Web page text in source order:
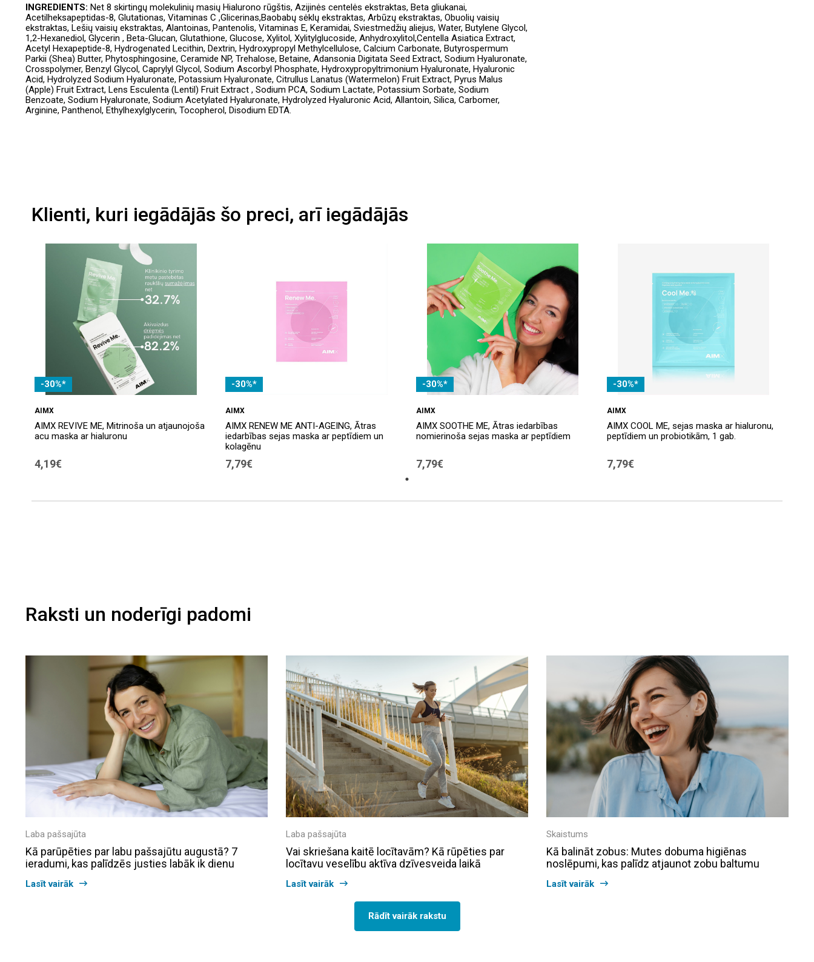
INGREDIENTS: Net 8 skirtingų molekulinių masių Hialurono rūgštis, Azijinės centelės ekstraktas, Beta gliukanai,
Acetilheksapeptidas-8, Glutationas, Vitaminas C ,Glicerinas,Baobabų sėklų ekstraktas, Arbūzų ekstraktas, Obuolių vaisių
ekstraktas, Lešių vaisių ekstraktas, Alantoinas, Pantenolis, Vitaminas E, Keramidai, Sviestmedžių aliejus, Water, Butylene Glycol,
1,2-Hexanediol, Glycerin , Beta-Glucan, Glutathione, Glucose, Xylitol, Xylitylglucoside, Anhydroxylitol,Centella Asiatica Extract,
Acetyl Hexapeptide-8, Hydrogenated Lecithin, Dextrin, Hydroxypropyl Methylcellulose, Calcium Carbonate, Butyrospermum
Parkii (Shea) Butter, Phytosphingosine, Ceramide NP, Trehalose, Betaine, Adansonia Digitata Seed Extract, Sodium Hyaluronate,
Crosspolymer, Benzyl Glycol, Caprylyl Glycol, Sodium Ascorbyl Phosphate, Hydroxypropyltrimonium Hyaluronate, Hyaluronic
Acid, Hydrolyzed Sodium Hyaluronate, Potassium Hyaluronate, Citrullus Lanatus (Watermelon) Fruit Extract, Pyrus Malus
(Apple) Fruit Extract, Lens Esculenta (Lentil) Fruit Extract , Sodium PCA, Sodium Lactate, Potassium Sorbate, Sodium
Benzoate, Sodium Hyaluronate, Sodium Acetylated Hyaluronate, Hydrolyzed Hyaluronic Acid, Allantoin, Silica, Carbomer,
Arginine, Panthenol, Ethylhexylglycerin, Tocopherol, Disodium EDTA.
Klienti, kuri iegādājās šo preci, arī iegādājās
-30%*
AIMX
AIMX REVIVE ME, Mitrinoša un atjaunojoša
acu maska ​​ar hialuronu
4,19€
-30%*
AIMX
AIMX RENEW ME ANTI-AGEING, Ātras
iedarbības sejas maska ​​ar peptīdiem un
kolagēnu
7,79€
-30%*
AIMX
AIMX SOOTHE ME, Ātras iedarbības
nomierinoša sejas maska ​​ar peptīdiem
7,79€
-30%*
AIMX
AIMX COOL ME, sejas maska ​​ar hialuronu,
peptīdiem un probiotikām, 1 gab.
7,79€
Raksti un noderīgi padomi
Laba pašsajūta
Kā parūpēties par labu pašsajūtu augustā? 7
ieradumi, kas palīdzēs justies labāk ik dienu
Lasīt vairāk
Laba pašsajūta
Vai skriešana kaitē locītavām? Kā rūpēties par
locītavu veselību aktīva dzīvesveida laikā
Lasīt vairāk
Skaistums
Kā balināt zobus: Mutes dobuma higiēnas
noslēpumi, kas palīdz atjaunot zobu baltumu
Lasīt vairāk
Rādīt vairāk rakstu